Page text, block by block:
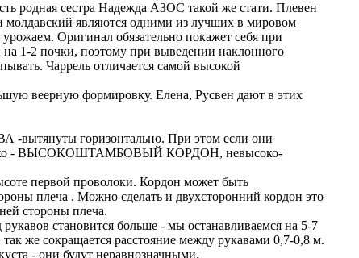
родная сестра Надежда АЗОС такой же стати. Плевен
являются одними из лучших в мировом
Оригинал обязательно покажет себя при
1-2 почки, поэтому при выведении наклонного
Чаррель отличается самой высокой
веерную формировку. Елена, Русвен дают в этих
вытянуты горизонтально. При этом если они
высоко - ВЫСОКОШТАМБОВЫЙ КОРДОН, невысоко-
первой проволоки. Кордон может быть
плеча . Можно сделать и двухсторонний кордон это
стороны плеча.
становится больше - мы останавливаемся на 5-7
же сокращается расстояние между рукавами 0,7-0,8 м.
- они будут неравнозначными.